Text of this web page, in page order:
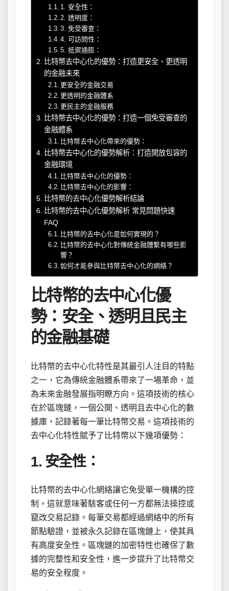
1. 安全性：
2. 透明度：
3. 免受審查：
4. 可訪問性：
5. 抵禦通膨：
比特幣去中心化的優勢：打造更安全、更透明
的金融未來
更安全的金融交易
更透明的金融體系
更民主的金融服務
比特幣去中心化的優勢：打造一個免受審查的
金融體系
比特幣去中心化帶來的優勢：
比特幣去中心化的優勢解析：打造開放包容的
金融環境
比特幣去中心化的優勢：
比特幣去中心化的影響：
比特幣的去中心化優勢解析結論
比特幣的去中心化優勢解析 常見問題快速
FAQ
比特幣的去中心化是如何實現的？
比特幣的去中心化對傳統金融體繫有哪些影
響？
如何才能參與比特幣去中心化的網絡？
比特幣的去中心化優
勢：安全、透明且民主
的金融基礎
比特幣的去中心化特性是其最引人注目的特點
之一，它為傳統金融體系帶來了一場革命，並
為未來金融發展指明瞭方向。這項技術的核心
在於區塊鏈，一個公開、透明且去中心化的數
據庫，記錄著每一筆比特幣交易。這項技術的
去中心化特性賦予了比特幣以下幾項優勢：
1. 安全性：
比特幣的去中心化網絡讓它免受單一機構的控
制，這就意味著駭客或任何一方都無法操控或
竄改交易記錄。每筆交易都經過網絡中的所有
節點驗證，並被永久記錄在區塊鏈上，使其具
有高度安全性。區塊鏈的加密特性也確保了數
據的完整性和安全性，進一步提升了比特幣交
易的安全程度。